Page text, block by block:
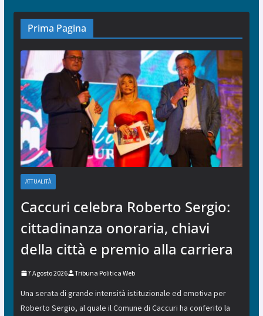
Prima Pagina
ATTUALITÀ
Caccuri celebra Roberto Sergio:
cittadinanza onoraria, chiavi
della città e premio alla carriera
7 Agosto 2026 Tribuna Politica Web
Una serata di grande intensità istituzionale ed emotiva per
Roberto Sergio, al quale il Comune di Caccuri ha conferito la